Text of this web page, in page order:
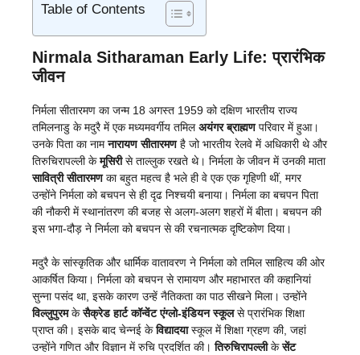
Table of Contents
Nirmala Sitharaman Early Life: प्रारंभिक
जीवन
निर्मला सीतारमण का जन्म 18 अगस्त 1959 को दक्षिण भारतीय राज्य
तमिलनाडु के मदुरै में एक मध्यमवर्गीय तमिलअयंगर ब्राह्मणपरिवार में हुआ।
उनके पिता का नामनारायण सीतारमणहै जो भारतीय रेलवे में अधिकारी थे और
तिरुचिरापल्ली केमूसिरीसे ताल्लुक रखते थे। निर्मला के जीवन में उनकी माता
सावित्री सीतारमणका बहुत महत्व है भले ही वे एक एक गृहिणी थीं, मगर
उन्होंने निर्मला को बचपन से ही दृढ निश्चयी बनाया। निर्मला का बचपन पिता
की नौकरी में स्थानांतरण की बजह से अलग-अलग शहरों में बीता। बचपन की
इस भगा-दौड़ ने निर्मला को बचपन से की रचनात्मक दृष्टिकोण दिया।
मदुरै के सांस्कृतिक और धार्मिक वातावरण ने निर्मला को तमिल साहित्य की ओर
आकर्षित किया। निर्मला को बचपन से रामायण और महाभारत की कहानियां
सुन्ना पसंद था, इसके कारण उन्हें नैतिकता का पाठ सीखने मिला। उन्होंने
विल्लुपुरमकेसैक्रेड हार्ट कॉन्वेंट एंग्लो-इंडियन स्कूलसे प्रारंभिक शिक्षा
प्राप्त की। इसके बाद चेन्नई केविद्यादयास्कूल में शिक्षा ग्रहण की, जहां
उन्होंने गणित और विज्ञान में रुचि प्रदर्शित की।तिरुचिरापल्लीकेसेंट